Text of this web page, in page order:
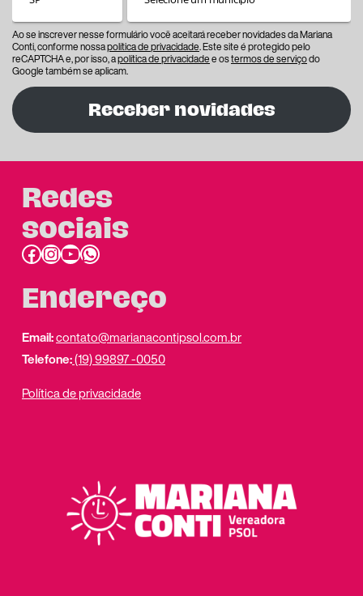
Ao se inscrever nesse formulário você aceitará receber novidades da Mariana
Conti, conforme nossapolítica de privacidade. Este site é protegido pelo
reCAPTCHA e, por isso, apolítica de privacidadee ostermos de serviçodo
Google também se aplicam.
Receber novidades
Redes
sociais
Facebook InstagramYoutube link do whatsapp
Endereço
Email:contato@marianacontipsol.com.br
Telefone:(19) 99897 -0050
Política de privacidade